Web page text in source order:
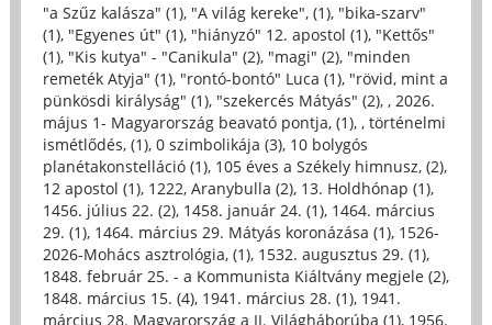
"a Szűz kalásza" (1), "A világ kereke", (1), "bika-szarv"
(1), "Egyenes út" (1), "hiányzó" 12. apostol (1), "Kettős"
(1), "Kis kutya" - "Canikula" (2), "magi" (2), "minden
remeték Atyja" (1), "rontó-bontó" Luca (1), "rövid, mint a
pünkösdi királyság" (1), "szekercés Mátyás" (2), , 2026.
május 1- Magyarország beavató pontja, (1), , történelmi
ismétlődés, (1), 0 szimbolikája (3), 10 bolygós
planétakonstelláció (1), 105 éves a Székely himnusz, (2),
12 apostol (1), 1222, Aranybulla (2), 13. Holdhónap (1),
1456. július 22. (2), 1458. január 24. (1), 1464. március
29. (1), 1464. március 29. Mátyás koronázása (1), 1526-
2026-Mohács asztrológia, (1), 1532. augusztus 29. (1),
1848. február 25. - a Kommunista Kiáltvány megjele (2),
1848. március 15. (4), 1941. március 28. (1), 1941.
március 28. Magyarország a II. Világháborúba (1), 1956.